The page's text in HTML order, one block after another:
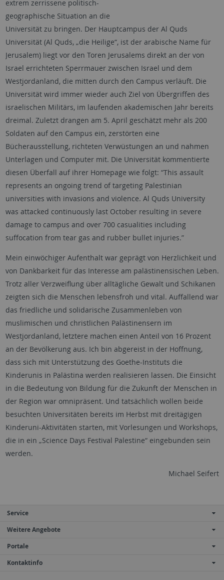
extrem zerrissene politisch-
geographische Situation an die
Universität zu bringen. Der Hauptcampus der Al Quds
Universität (Al Quds, „die Heilige“, ist der arabische Name für
Jerusalem) liegt vor den Toren Jerusalems direkt an der von
Israel errichteten Sperrmauer zwischen Israel und dem
Westjordanland, die mitten durch den Campus verläuft. Die
Universität wird immer wieder auch Ziel von Übergriffen des
israelischen Militärs, im laufenden akademischen Jahr bereits
dreimal. Zuletzt drangen am 5. April geschätzt mehr als 200
Soldaten auf den Campus ein, zerstörten eine
Bücherausstellung, richteten Verwüstungen an und nahmen
Unterlagen und Computer mit. Die Universität kommentierte
diesen Überfall auf ihrer Homepage wie folgt: “This assault
represents an ongoing trend of targeting Palestinian
universities with invasions and violence. Al Quds University
was attacked continuously last October resulting in severe
damage to campus and over 700 casualities including
suffocation from tear gas and rubber bullet injuries.”
Mein einwöchiger Aufenthalt war geprägt von Herzlichkeit und
von Dankbarkeit für das Interesse am palästinensischen Leben.
Trotz aller Verzweiflung über alltägliche Gewalt und Schikanen
zeigten sich die Menschen lebensfroh und vital. Auffallend war
das friedliche und solidarische Zusammenleben von
muslimischen und christlichen Palästinensern im
Westjordanland, letztere machen einen Anteil von 16 Prozent
an der Bevölkerung aus. Ich bin abgereist in der Hoffnung,
dass sich mit Unterstützung des Goethe-Instituts die
Kinderunis in Palästina werden realisieren lassen. Die Einsicht
in die Bedeutung von Bildung für die Zukunft der Menschen in
der Region war omnipräsent. Und tatsächlich wollen beide
besuchten Universitäten bereits im Herbst mit dreitägigen
Kinderuni-Aktivitäten starten, mit Vorlesungen und Workshops,
die in ein „Science Days Festival Palestine“ eingebunden sein
werden.
Michael Seifert
Service
Weitere Angebote
Portale
Kontaktinfo